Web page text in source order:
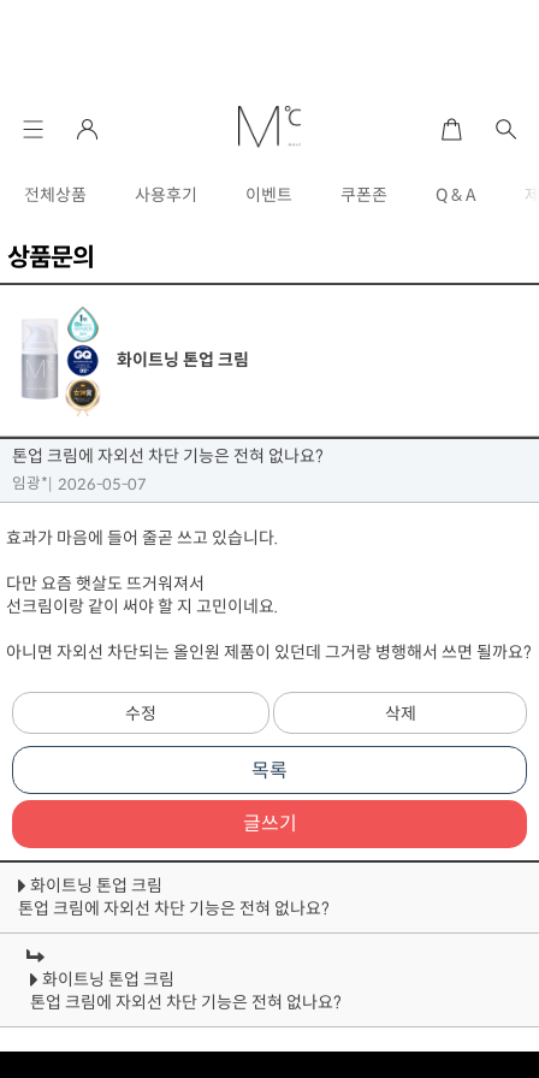
전체상품 사용후기 이벤트 쿠폰존 Q & A
상품문의
화이트닝 톤업 크림
톤업 크림에 자외선 차단 기능은 전혀 없나요?
임광* 2026-05-07
효과가 마음에 들어 줄곧 쓰고 있습니다.
다만 요즘 햇살도 뜨거워져서
선크림이랑 같이 써야 할 지 고민이네요.
아니면 자외선 차단되는 올인원 제품이 있던데 그거랑 병행해서 쓰면 될까요?
수정 삭제
목록
글쓰기
화이트닝 톤업 크림
톤업 크림에 자외선 차단 기능은 전혀 없나요?
화이트닝 톤업 크림
톤업 크림에 자외선 차단 기능은 전혀 없나요?